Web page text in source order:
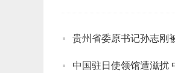
贵州省委原书记孙志刚
中国驻日使领馆遭滋扰